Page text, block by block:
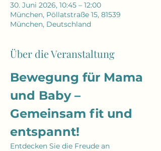
30. Juni 2026, 10:45 – 12:00
München, Pöllatstraße 15, 81539
München, Deutschland
Über die Veranstaltung
Bewegung für Mama
und Baby –
Gemeinsam fit und
entspannt!
Entdecken Sie die Freude an